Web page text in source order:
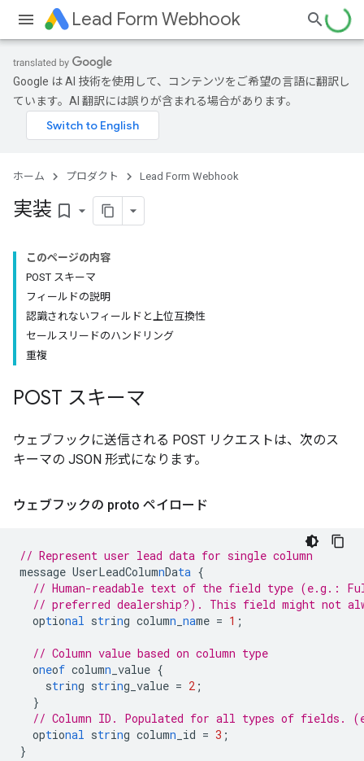
Lead Form Webhook
Google は AI 技術を使用して、コンテンツをご希望の言語に翻訳し
ています。AI 翻訳には誤りが含まれる場合があります。
ホーム プロダクト Lead Form Webhook
実装 bookmark_border
このページの内容
POST スキーマ
フィールドの説明
認識されないフィールドと上位互換性
セールスリードのハンドリング
重複
POST スキーマ
ウェブフックに送信される POST リクエストは、次のス
キーマの JSON 形式になります。
ウェブフックの proto ペイロード
// Represent user lead data for single column
message UserLeadColumnData {
// Human-readable text of the field type (e.g.:
// preferred dealership?). This field might not
optional string column name = 1 ;
// Column value based on column type
oneof column _value {
string string_value = 2 ;
}
// Column ID. Populated for all types of fields.
optional string column _id = 3 ;
}